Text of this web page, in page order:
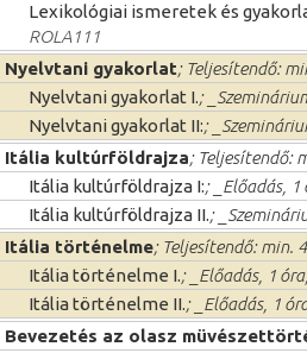
Lexikológiai ismeretek és
ROLA111
Nyelvtani gyakorlat; Teljesítendő:
Nyelvtani gyakorlat I.;
Nyelvtani gyakorlat II:;
Itália kultúrföldrajza; Teljesítendő:
Itália kultúrföldrajza I:; _Előadás,
Itália kultúrföldrajza II.;
Itália történelme; Teljesítendő: min.
Itália történelme I.; _Előadás, 1
Itália történelme II.; _Előadás, 1
Bevezetés az olasz